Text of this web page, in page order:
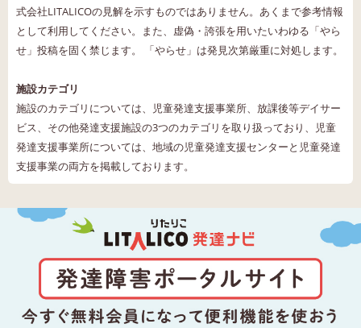
式会社LITALICOの見解を示すものではありません。あくまで参考情報
として利用してください。また、虚偽・誇張を用いたいわゆる「やら
せ」投稿を固く禁じます。 「やらせ」は発見次第厳重に対処します。
施設カテゴリ
施設のカテゴリについては、児童発達支援事業所、放課後等デイサー
ビス、その他発達支援施設の3つのカテゴリを取り扱っており、児童
発達支援事業所については、地域の児童発達支援センターと児童発達
支援事業の両方を掲載しております。